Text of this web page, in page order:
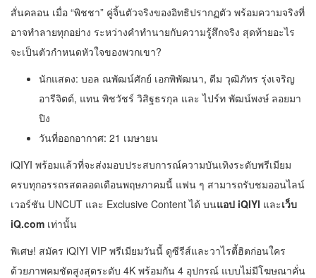
สั่นคลอน เมื่อ “พิชชา” คู่จิ้นตัวจริงของอิทธิปรากฏตัว พร้อมความจริงที่
อาจทำลายทุกอย่าง ระหว่างคำทำนายกับความรู้สึกจริง สุดท้ายอะไร
จะเป็นตัวกำหนดหัวใจของพวกเขา?
นักแสดง: บอล ณพัฒน์ศักย์ เอกพิพัฒนา, ดีม วุฒิภัทร รุ่งเจริญ
อารีจิตต์, แทน พิชวัชร์ วิสิฐธรกุล และ ไปร์ท พัฒน์พงษ์ ลอยมา
ปิง
วันที่ออกอากาศ: 21 เมษายน
iQIYI พร้อมแล้วที่จะส่งมอบประสบการณ์ความบันเทิงระดับพรีเมียม
ครบทุกอรรถรสตลอดเดือนพฤษภาคมนี้ แฟน ๆ สามารถรับชมออนไลน์
เวอร์ชัน UNCUT และ Exclusive Content ได้ บนแอป iQIYI และเว็บ
iQ.com เท่านั้น
พิเศษ! สมัคร iQIYI VIP พรีเมียมวันนี้ ดูซีรีส์และวาไรตี้ฮิตก่อนใคร
ด้วยภาพคมชัดสูงสุดระดับ 4K พร้อมกัน 4 อุปกรณ์ แบบไม่มีโฆษณาคั่น